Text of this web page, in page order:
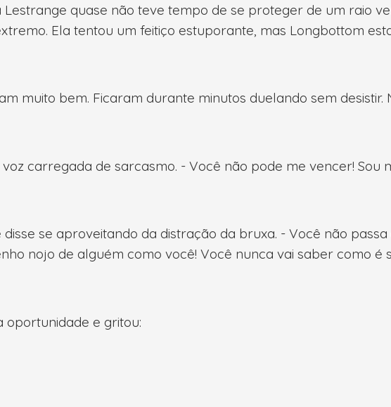
quase não teve tempo de se proteger de um raio
Ela tentou um feitiço estuporante, mas Longbottom
muito bem. Ficaram durante minutos duelando sem desistir.
carregada de sarcasmo. - Você não pode me vencer! Sou
se aproveitando da distração da bruxa. - Você não
nojo de alguém como você! Você nunca vai saber como é
oportunidade e gritou: